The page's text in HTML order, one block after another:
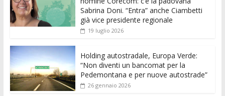
o
o
k
A
p
n
g
t dI vi
Sabrina Doni. “Entra” anche Ciambetti
già vice presidente regionale
19 luglio 2026
Holding autostradale, Europa Verde:
“Non diventi un bancomat per la
Pedemontana e per nuove autostrade”
26 gennaio 2026